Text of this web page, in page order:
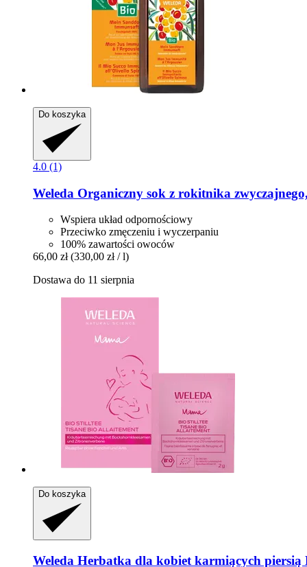
Do koszyka
4.0 (1)
Weleda Organiczny sok z rokitnika
Wspiera układ odpornościowy
Przeciwko zmęczeniu i wyczerpaniu
100% zawartości owoców
66,00 zł (330,00 zł / l)
Dostawa do 11 sierpnia
Do koszyka
Weleda Herbatka dla kobiet karmiących piersią